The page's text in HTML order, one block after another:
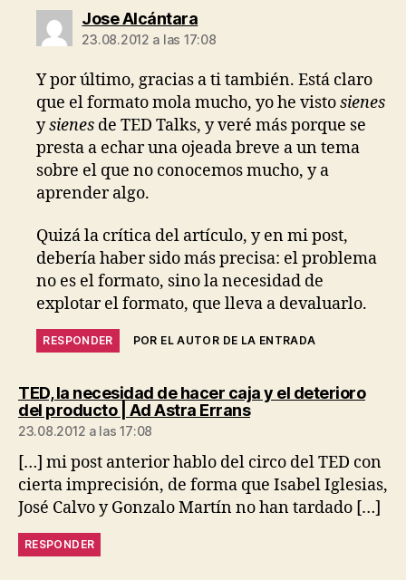
Jose Alcántaradice:
23.08.2012 a las 17:08
Y por último, gracias a ti también. Está claro
que el formato mola mucho, yo he vistosienes
ysienes de TED Talks, y veré más porque se
presta a echar una ojeada breve a un tema
sobre el que no conocemos mucho, y a
aprender algo.
Quizá la crítica del artículo, y en mi post,
debería haber sido más precisa: el problema
no es el formato, sino la necesidad de
explotar el formato, que lleva a devaluarlo.
RESPONDER POR EL AUTOR DE LA ENTRADA
TED, la necesidad de hacer caja y el deterioro
del producto | Ad Astra Erransdice:
23.08.2012 a las 17:08
[…] mi post anterior hablo del circo del TED con
cierta imprecisión, de forma que Isabel Iglesias,
José Calvo y Gonzalo Martín no han tardado […]
RESPONDER